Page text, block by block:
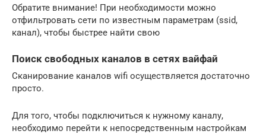
Обратите внимание! При необходимости можно
отфильтровать сети по известным параметрам (ssid,
канал), чтобы быстрее найти свою
Поиск свободных каналов в сетях вайфай
Сканирование каналов wifi осуществляется достаточно
просто.
Для того, чтобы подключиться к нужному каналу,
необходимо перейти к непосредственным настройкам